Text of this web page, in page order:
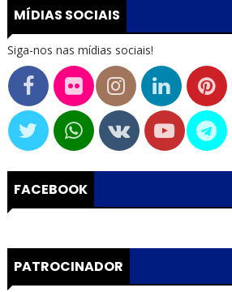
MÍDIAS SOCIAIS
Siga-nos nas mídias sociais!
FACEBOOK
PATROCINADOR